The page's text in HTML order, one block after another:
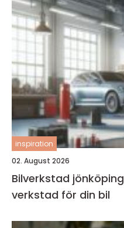
inspiration
02. August 2026
Bilverkstad jönköping så väljer du rätt
verkstad för din bil